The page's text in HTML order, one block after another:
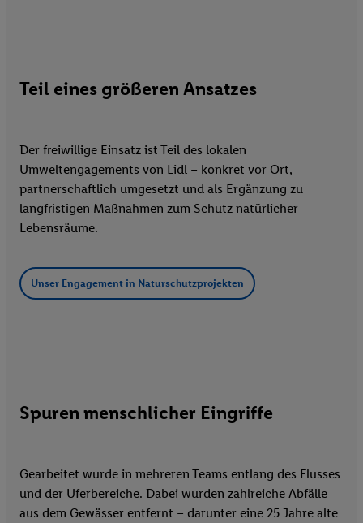
Teil eines größeren Ansatzes
Der freiwillige Einsatz ist Teil des lokalen
Umweltengagements von Lidl – konkret vor Ort,
partnerschaftlich umgesetzt und als Ergänzung zu
langfristigen Maßnahmen zum Schutz natürlicher
Lebensräume.
Unser Engagement in Naturschutzprojekten
Spuren menschlicher Eingriffe
Gearbeitet wurde in mehreren Teams entlang des Flusses
und der Uferbereiche. Dabei wurden zahlreiche Abfälle
aus dem Gewässer entfernt – darunter eine 25 Jahre alte